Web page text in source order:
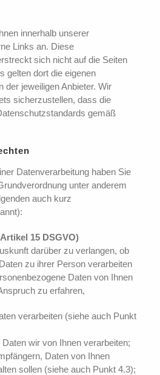
innerhalb unserer
Links an. Diese
sich nicht auf die Seiten
gelten dort die eigenen
der jeweiligen Anbieter. Wir
sicherzustellen, dass die
gemäß
Datenverarbeitung haben Sie
unter anderem
auch kurz
15 DSGVO)
darüber zu verlangen, ob
zu ihrer Person verarbeiten
Daten von Ihnen
zu erfahren,
verarbeiten (siehe auch Punkt
wir von Ihnen verarbeiten;
Daten von Ihnen
sollen (siehe auch Punkt 4.3);